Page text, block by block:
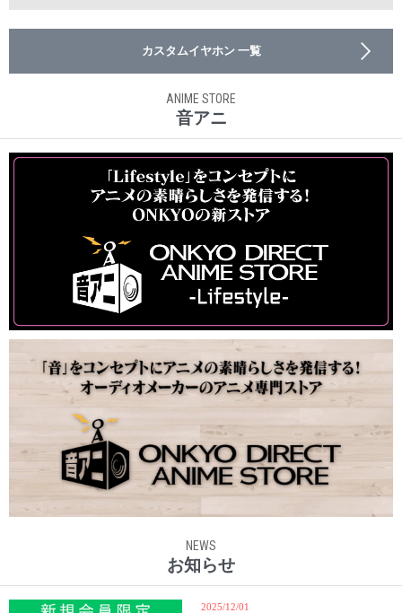
カスタムイヤホン 一覧
ANIME STORE
音アニ
NEWS
お知らせ
2025/12/01